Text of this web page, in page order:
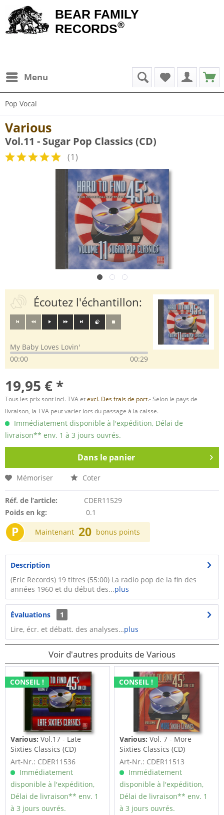
BEAR FAMILY
RECORDS®
Menu
Pop Vocal
Various
Vol.11 - Sugar Pop Classics (CD)
(1)
Écoutez l'échantillon:
My Baby Loves Lovin'
00:00
00:29
19,95 € *
Tous les prix sont incl. TVA etexcl. Des frais de port.- Selon le pays de
livraison, la TVA peut varier lors du passage à la caisse.
Immédiatement disponible à l'expédition, Délai de
livraison** env. 1 à 3 jours ouvrés.
Dans le panier
Mémoriser Coter
Réf. de l’article:
CDER11529
Poids en kg:
0.1
P Maintenant 20 bonus points
Description
(Eric Records) 19 titres (55:00) La radio pop de la fin des
années 1960 et du début des...plus
Évaluations
1
Lire, écr. et débatt. des analyses…plus
Voir d'autres produits de Various
CONSEIL !
Various: Vol.17 - Late
Sixties Classics (CD)
Art-Nr.: CDER11536
Immédiatement
disponible à l'expédition,
Délai de livraison** env. 1
à 3 jours ouvrés.
CONSEIL !
Various: Vol. 7 - More
Sixties Classics (CD)
Art-Nr.: CDER11513
Immédiatement
disponible à l'expédition,
Délai de livraison** env. 1
à 3 jours ouvrés.